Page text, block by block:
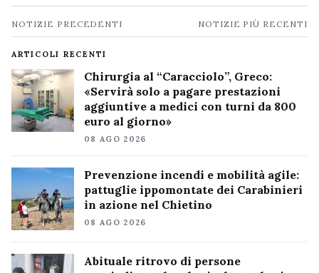
Navigazione
notizie
NOTIZIE PRECEDENTI NOTIZIE PIÙ RECENTI
ARTICOLI RECENTI
Chirurgia al “Caracciolo”, Greco:
«Servirà solo a pagare prestazioni
aggiuntive a medici con turni da 800
euro al giorno»
08 AGO 2026
Prevenzione incendi e mobilità agile:
pattuglie ippomontate dei Carabinieri
in azione nel Chietino
08 AGO 2026
Abituale ritrovo di persone